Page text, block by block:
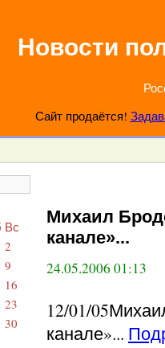
Новости
Сайт продаётся!
Михаил
канале»...
24.05.2006 01:13
12/01/
канале»...
Вс
2
9
16
23
30